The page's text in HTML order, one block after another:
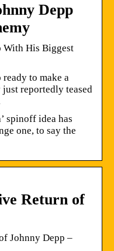
Depp
With His Biggest
to make a
reportedly teased
spinoff idea has
one, to say the
Return of
Johnny Depp –